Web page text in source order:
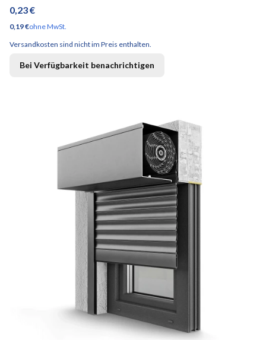
Preis
0,23 €
Preis
0,19 €ohne MwSt.
Versandkosten sind nicht im Preis enthalten.
Bei Verfügbarkeit benachrichtigen